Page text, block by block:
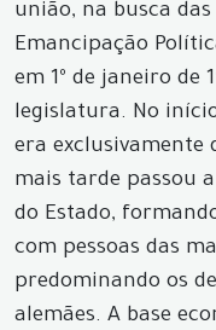
união, na busca
Emancipação
em 1º de janeiro de
legislatura. No
era exclusivamente
mais tarde passou
do Estado,
com pessoas das
predominando os
alemães. A base